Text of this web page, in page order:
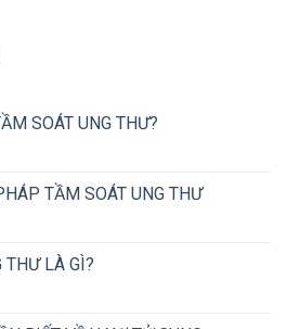
SOÁT UNG THƯ?
TẦM SOÁT UNG THƯ
THƯ LÀ GÌ?